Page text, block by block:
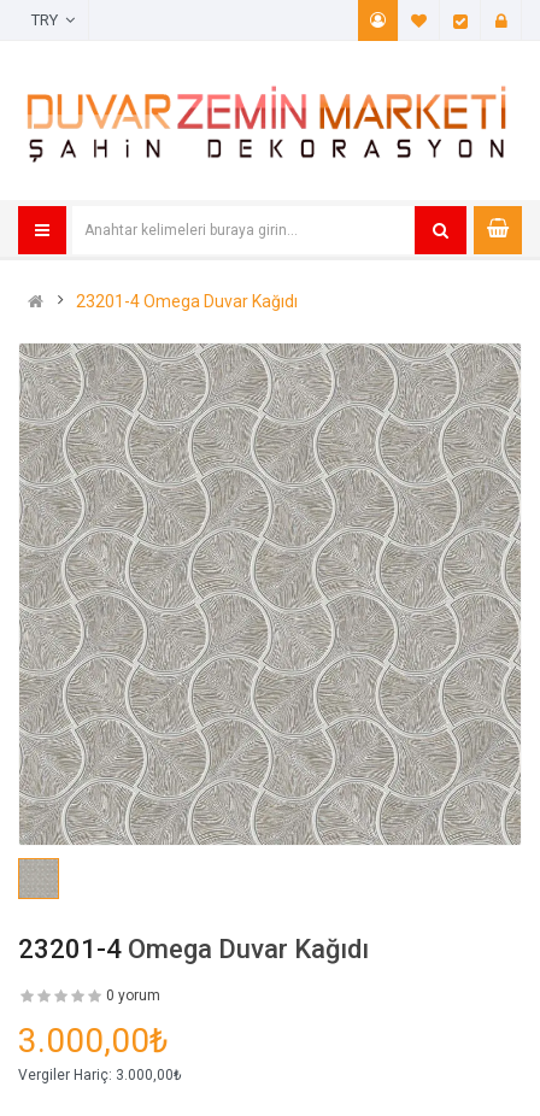
A. Listem
23201-4 Omega Duvar Kağıdı
23201-4 Omega Duvar Kağıdı
0 yorum
3.000,00₺
Vergiler Hariç: 3.000,00₺